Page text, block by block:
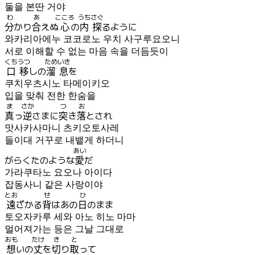
둘을 본딴 거야
分
わ
かり合
あ
えぬ心
こころ
の内
うち
探
さぐ
るように
와카리아에누 코코로노 우치 사구루요오니
서로 이해할 수 없는 마음 속을 더듬듯이
口移
くちうつ
しの溜息
ためいき
を
쿠치우츠시노 타메이키오
입을 맞춰 전한 한숨을
真
ま
っ逆
さか
さまに突
つ
き落
お
とされ
맛사카사마니 츠키오토사레
들이대 거꾸로 내뱉게 하더니
がらくたのような愛
あい
だ
가라쿠타노 요오나 아이다
잡동사니 같은 사랑이야
遠
とお
ざかる背
せ
はあの 日
ひ
のまま
토오자카루 세와 아노 히노 마마
멀어져가는 등은 그날 그대로
想
おも
いの丈
たけ
を切
き
り取
と
って